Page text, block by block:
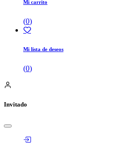
Mi carrito
(0)
Mi lista de deseos
(0)
Invitado